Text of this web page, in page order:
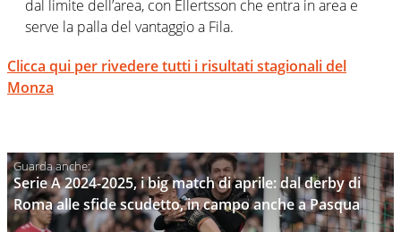
dal limite dell’area, con Ellertsson che entra in area e
serve la palla del vantaggio a Fila.
Clicca qui per rivedere tutti i risultati stagionali del
Monza
Serie A 2024-2025, i big match di aprile: dal derby di
Roma alle sfide scudetto, in campo anche a Pasqua